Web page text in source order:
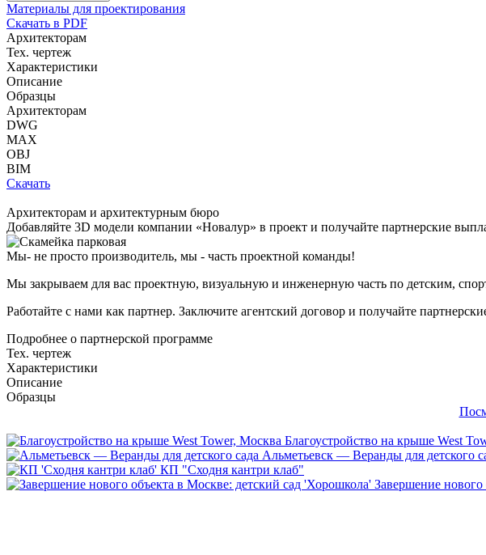
Материалы для проектирования
Скачать в PDF
Архитекторам
Тех. чертеж
Характеристики
Описание
Образцы
Архитекторам
DWG
MAX
OBJ
BIM
Скачать
Архитекторам и архитектурным бюро
Добавляйте 3D модели компании «Новалур» в проект и получайте партнерские
Мы- не просто производитель, мы - часть проектной команды!
Мы закрываем для вас проектную, визуальную и инженерную часть по детским,
Работайте с нами как партнер. Заключите агентский договор и получайте
Подробнее о партнерской программе
Тех. чертеж
Характеристики
Описание
Образцы
Благоустройство на крыше West
Альметьевск — Веранды для детского
КП "Сходня кантри клаб"
Завершение